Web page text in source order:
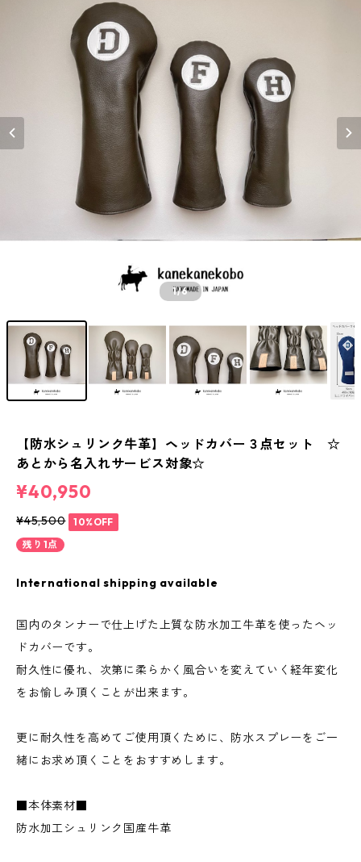
1/6
【防水シュリンク牛革】ヘッドカバー３点セット ☆
あとから名入れサービス対象☆
¥40,950
¥45,500
10%OFF
残り1点
International shipping available
国内のタンナーで仕上げた上質な防水加工牛革を使ったヘッ
ドカバーです。
耐久性に優れ、次第に柔らかく風合いを変えていく経年変化
をお愉しみ頂くことが出来ます。
更に耐久性を高めてご使用頂くために、防水スプレーをご一
緒にお求め頂くことをおすすめします。
■本体素材■
防水加工シュリンク国産牛革